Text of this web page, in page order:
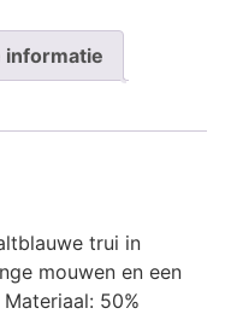
informatie
trui in
mouwen en een
50%